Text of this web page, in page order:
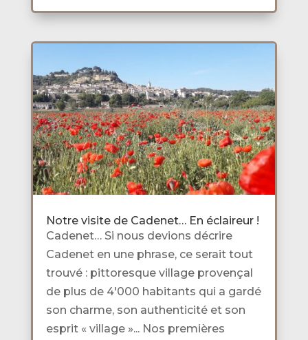
Notre visite de Cadenet… En éclaireur !
Cadenet… Si nous devions décrire
Cadenet en une phrase, ce serait tout
trouvé : pittoresque village provençal
de plus de 4'000 habitants qui a gardé
son charme, son authenticité et son
esprit « village »... Nos premières